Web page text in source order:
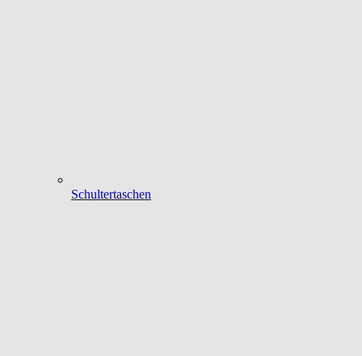
Schultertaschen